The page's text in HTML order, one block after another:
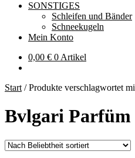
SONSTIGES
Schleifen und Bänder
Schneekugeln
Mein Konto
0,00 € 0 Artikel
Start /Produkte verschlagwortet
Bvlgari Parfüm